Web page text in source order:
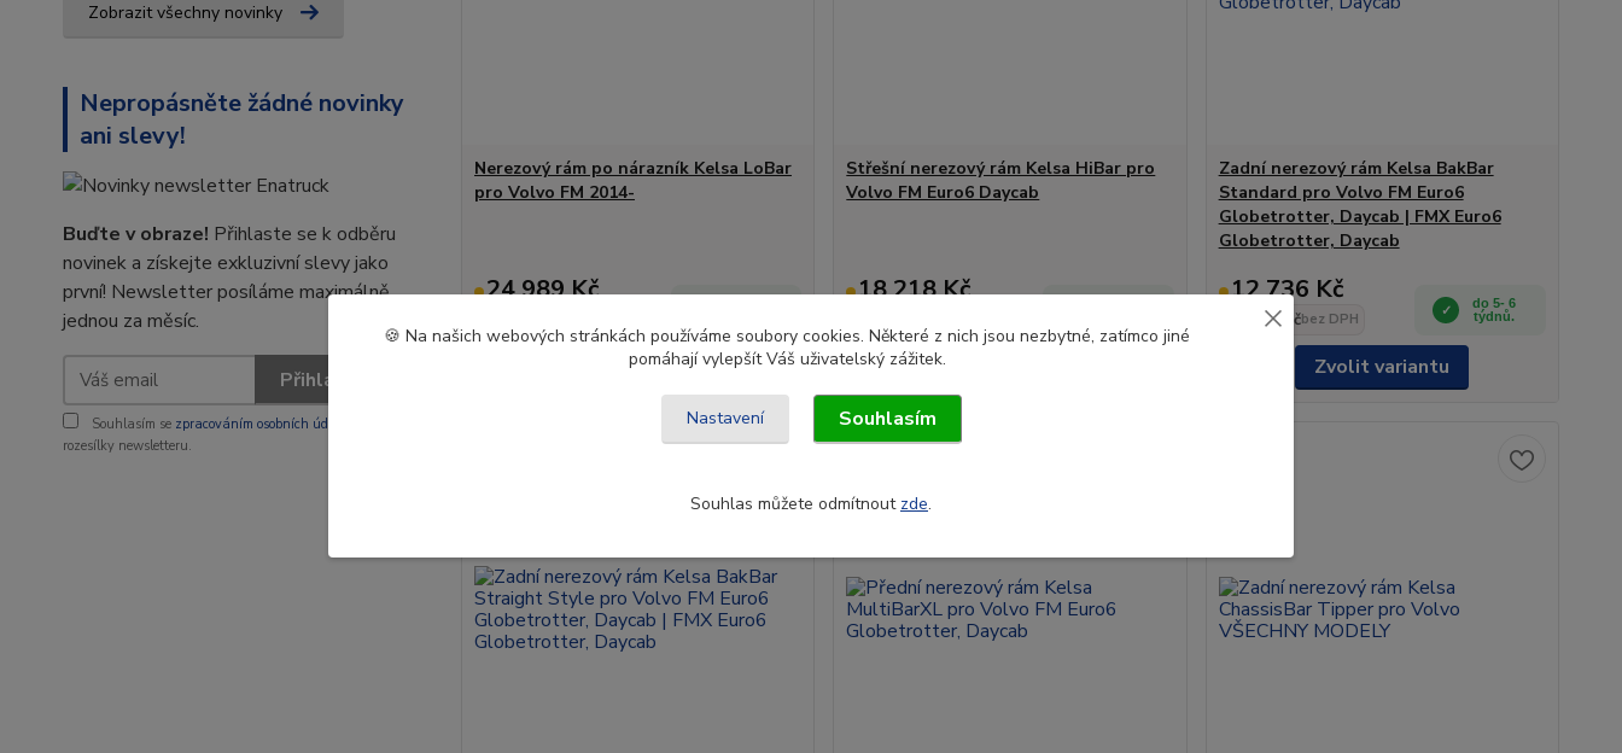
Zobrazit všechny novinky
Nepropásněte žádné novinky
ani slevy!
Buďte v obraze! Přihlaste se k odběru
novinek a získejte exkluzivní slevy jako
první! Newsletter posíláme maximálně
jednou za měsíc.
Přihlásit se
Souhlasím se zpracováním osobních údajů
rozesílky newsletteru.
Nerezový rám po nárazník Kelsa LoBar
pro Volvo FM 2014-
24 989 Kč
Zvolit variantu
Střešní nerezový rám Kelsa HiBar pro
Volvo FM Euro6 Daycab
18 218 Kč
Zvolit variantu
Zadní nerezový rám Kelsa BakBar
Standard pro Volvo FM Euro6
Globetrotter, Daycab | FMX Euro6
Globetrotter, Daycab
12 736 Kč
10 526 Kčbez DPH
do 5- 6
týdnů.
Zvolit variantu
🍪 Na našich webových stránkách používáme soubory cookies. Některé z nich jsou nezbytné, zatímco jiné
pomáhají vylepšít Váš uživatelský zážitek.
Nastavení Souhlasím
Souhlas můžete odmítnout zde.